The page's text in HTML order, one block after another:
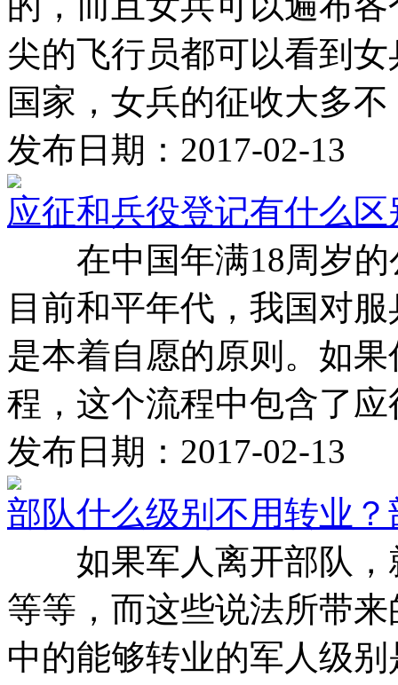
尖的飞行员都可以看到
国家，女兵的征收大多
发布日期：2017-02-13
应征和兵役登记有什么
在中国年满18周岁的
目前和平年代，我国对
是本着自愿的原则。如
程，这个流程中包含了
发布日期：2017-02-13
部队什么级别不用转业
如果军人离开部队，
等等，而这些说法所带
中的能够转业的军人级